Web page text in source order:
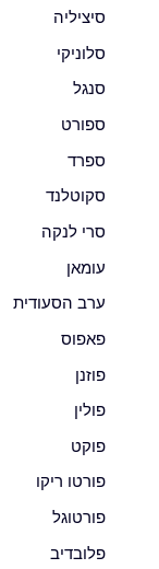
סיציליה
סלוניקי
סנגל
ספורט
ספרד
סקוטלנד
סרי לנקה
עומאן
ערב הסעודית
פאפוס
פוזנן
פולין
פוקט
פורטו ריקו
פורטוגל
פלובדיב